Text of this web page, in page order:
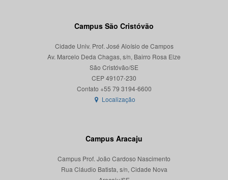
Campus São Cristóvão
Cidade Univ. Prof. José Aloísio de Campos
Av. Marcelo Deda Chagas, s/n, Bairro Rosa Elze
São Cristóvão/SE
CEP 49107-230
Localização
Campus Aracaju
Campus Prof. João Cardoso Nascimento
Rua Cláudio Batista, s/n, Cidade Nova